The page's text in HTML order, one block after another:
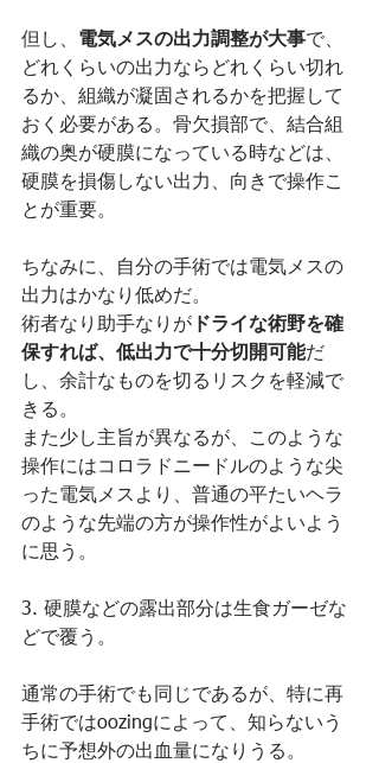
但し、 電気メスの出力調整が大事で、
どれくらいの出力ならどれくらい切れ
るか、組織が凝固されるかを把握して
おく必要がある。骨欠損部で、結合組
織の奥が硬膜になっている時などは、
硬膜を損傷しない出力、向きで操作こ
とが重要。
ちなみに、自分の手術では電気メスの
出力はかなり低めだ。
術者なり助手なりが ドライな術野を確
保すれば、低出力で十分切開可能だ
し、余計なものを切るリスクを軽減で
きる。
また少し主旨が異なるが、このような
操作にはコロラドニードルのような尖
った電気メスより、普通の平たいヘラ
のような先端の方が操作性がよいよう
に思う。
3. 硬膜などの露出部分は生食ガーゼな
どで覆う。
通常の手術でも同じであるが、特に再
手術ではoozingによって、知らないう
ちに予想外の出血量になりうる。